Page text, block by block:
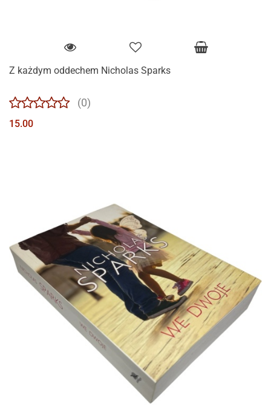
Z każdym oddechem Nicholas Sparks
(0)
15.00